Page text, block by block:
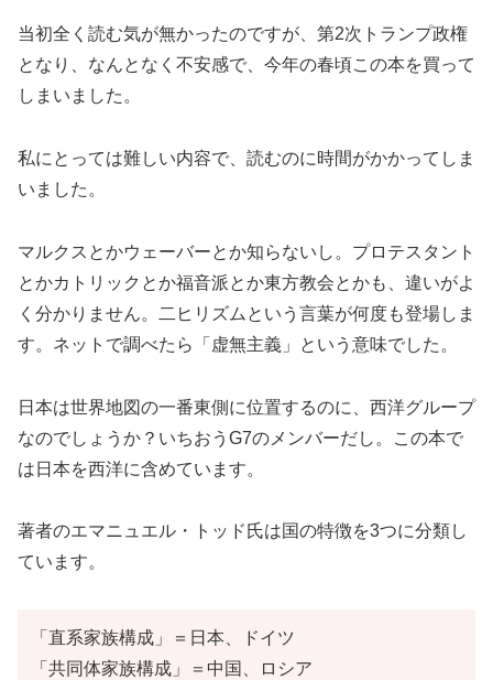
当初全く読む気が無かったのですが、第2次トランプ政権
となり、なんとなく不安感で、今年の春頃この本を買って
しまいました。
私にとっては難しい内容で、読むのに時間がかかってしま
いました。
マルクスとかウェーバーとか知らないし。プロテスタント
とかカトリックとか福音派とか東方教会とかも、違いがよ
く分かりません。二ヒリズムという言葉が何度も登場しま
す。ネットで調べたら「虚無主義」という意味でした。
日本は世界地図の一番東側に位置するのに、西洋グループ
なのでしょうか？いちおうG7のメンバーだし。この本で
は日本を西洋に含めています。
著者のエマニュエル・トッド氏は国の特徴を3つに分類し
ています。
「直系家族構成」＝日本、ドイツ
「共同体家族構成」＝中国、ロシア